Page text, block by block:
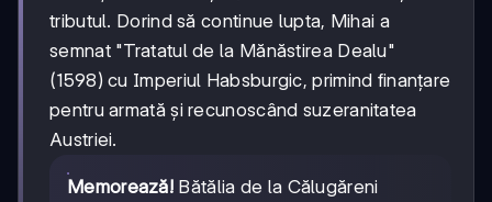
tributul. Dorind să continue lupta, Mihai a
semnat "Tratatul de la Mănăstirea Dealu"
(1598) cu Imperiul Habsburgic, primind finanțare
pentru armată și recunoscând suzeranitatea
Austriei.
Memorează! Bătălia de la Călugăreni